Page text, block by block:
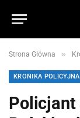
Strona Główna »
KRONIKA POLICYJNA
Policjant